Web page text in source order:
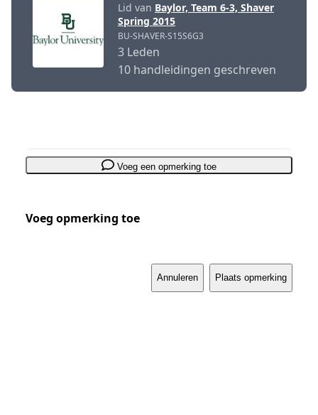
Lid van Baylor, Team 6-3, Shaver
Spring 2015
BU-SHAVER-S15S6G3
3 Leden
10 handleidingen geschreven
Voeg een opmerking toe
Voeg opmerking toe
Annuleren Plaats opmerking